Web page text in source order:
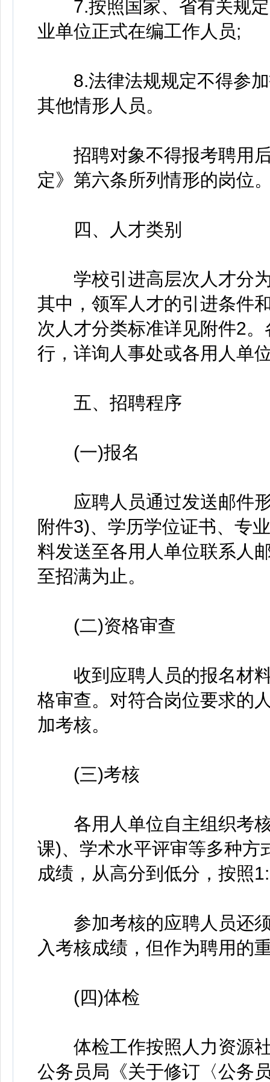
7.按照国家、省有关规定
业单位正式在编工作人员;
8.法律法规规定不得参加
其他情形人员。
招聘对象不得报考聘用后
定》第六条所列情形的岗位
四、人才类别
学校引进高层次人才分为
其中，领军人才的引进条件
次人才分类标准详见附件2
行，详询人事处或各用人单
五、招聘程序
(一)报名
应聘人员通过发送邮件形
附件3)、学历学位证书、专
料发送至各用人单位联系人
至招满为止。
(二)资格审查
收到应聘人员的报名材料
格审查。对符合岗位要求的
加考核。
(三)考核
各用人单位自主组织考核
课)、学术水平评审等多种方
成绩，从高分到低分，按照
参加考核的应聘人员还须
入考核成绩，但作为聘用的
(四)体检
体检工作按照人力资源社
公务员局《关于修订〈公务